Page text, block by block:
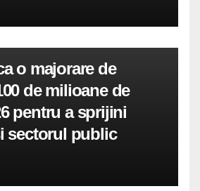
o majorare de
de milioane de
pentru a sprijini
sectorul public